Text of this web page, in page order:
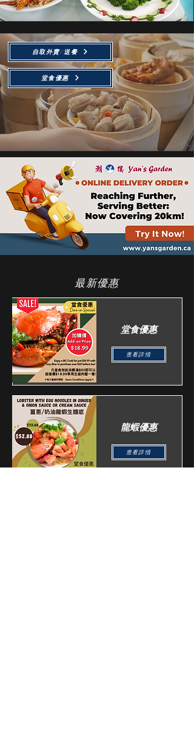
自取外賣/送餐
堂食優惠
​最新優惠
​堂食優惠
查看詳情
​龍蝦優惠
查看詳情